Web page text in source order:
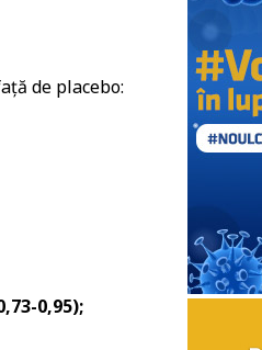
de placebo:
0,95);